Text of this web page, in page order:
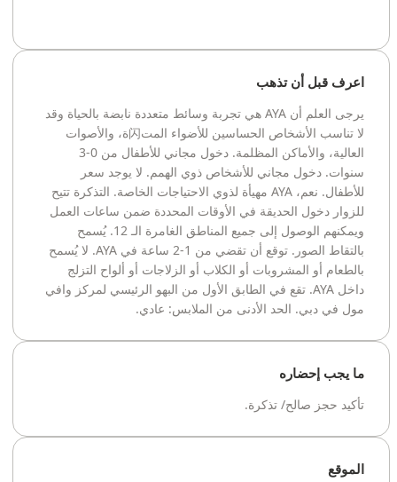
اعرف قبل أن تذهب
يرجى العلم أن AYA هي تجربة وسائط متعددة نابضة بالحياة وقد
لا تناسب الأشخاص الحساسين للأضواء المت闪ة، والأصوات
العالية، والأماكن المظلمة. دخول مجاني للأطفال من 0-3
سنوات. دخول مجاني للأشخاص ذوي الهمم. لا يوجد سعر
للأطفال. نعم، AYA مهيأة لذوي الاحتياجات الخاصة. التذكرة تتيح
للزوار دخول الحديقة في الأوقات المحددة ضمن ساعات العمل
ويمكنهم الوصول إلى جميع المناطق الغامرة الـ 12. يُسمح
بالتقاط الصور. توقع أن تقضي من 1-2 ساعة في AYA. لا يُسمح
بالطعام أو المشروبات أو الكلاب أو الزلاجات أو ألواح التزلج
داخل AYA. تقع في الطابق الأول من البهو الرئيسي لمركز وافي
مول في دبي. الحد الأدنى من الملابس: عادي.
ما يجب إحضاره
تأكيد حجز صالح/ تذكرة.
الموقع